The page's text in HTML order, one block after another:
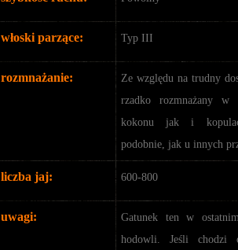
włoski parzące: Typ III
rozmnażanie:
Ze względu na trudny
rzadko rozmnażany w
kokonu jak i
podobnie, jak u innych
liczba jaj: 600-800
uwagi:
Gatunek ten w
hodowli. Jeśli chodzi